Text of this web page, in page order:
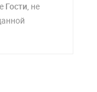
Гости, не